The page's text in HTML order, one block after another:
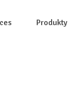
Produkty